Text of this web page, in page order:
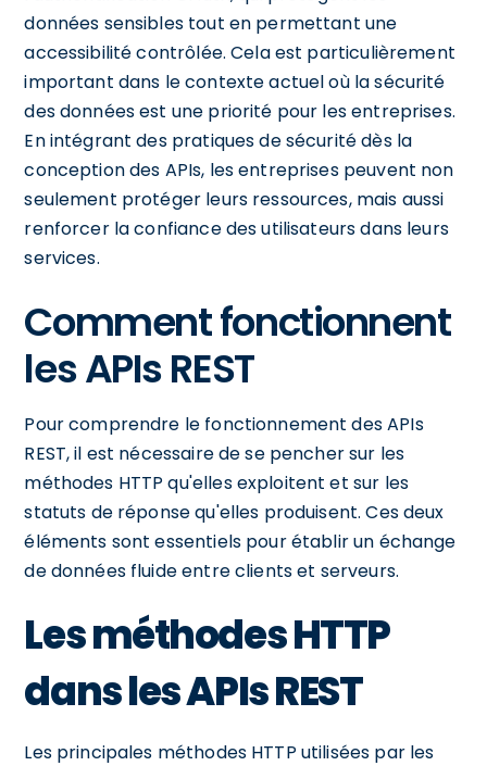
données sensibles tout en permettant une
accessibilité contrôlée. Cela est particulièrement
important dans le contexte actuel où la sécurité
des données est une priorité pour les entreprises.
En intégrant des pratiques de sécurité dès la
conception des APIs, les entreprises peuvent non
seulement protéger leurs ressources, mais aussi
renforcer la confiance des utilisateurs dans leurs
services.
Comment fonctionnent
les APIs REST
Pour comprendre le fonctionnement des APIs
REST, il est nécessaire de se pencher sur les
méthodes HTTP qu'elles exploitent et sur les
statuts de réponse qu'elles produisent. Ces deux
éléments sont essentiels pour établir un échange
de données fluide entre clients et serveurs.
Les méthodes HTTP
dans les APIs REST
Les principales méthodes HTTP utilisées par les